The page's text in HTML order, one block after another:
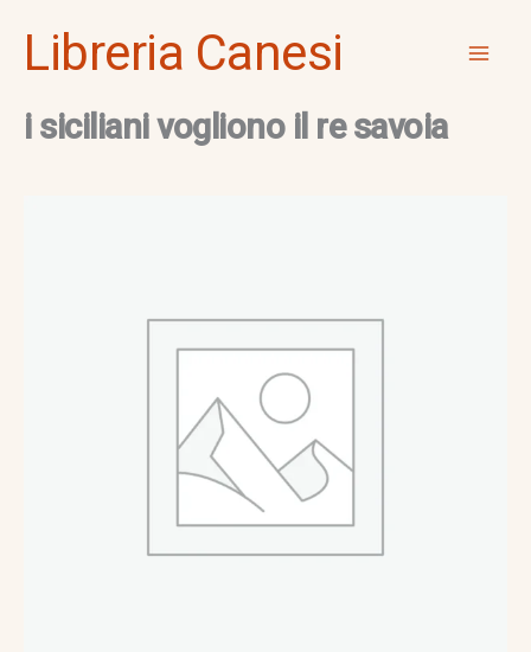
Libreria Canesi
i siciliani vogliono il re savoia